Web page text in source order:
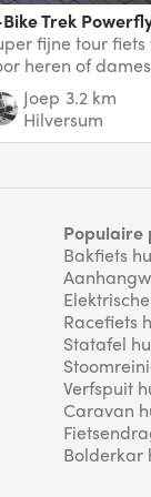
Bike Trek
fijne tour fiets
heren of
motor
van Bos
Joep 3.2 km
Hilversum
Populaire
Bakfiets
Racefiets
Statafel
Verfspuit
Caravan
Bolderkar